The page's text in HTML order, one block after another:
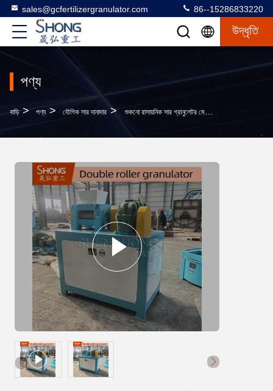
sales@gcfertilizergranulator.com 86--15286833220
উদ্ধৃতি
পণ্য
বাড়ি > পণ্য > যৌগিক সার দানাদার > শুকনো রাসায়নিক সার গ্রানুলেটর মেশিন 2.5t/H ক্ষমতা 18.5kw পাওয়ার ডাবল রোলার এক্সট্রুশন গ্রানুলেটর কোন শুকানোর প্রযুক্তি ছাড়াই